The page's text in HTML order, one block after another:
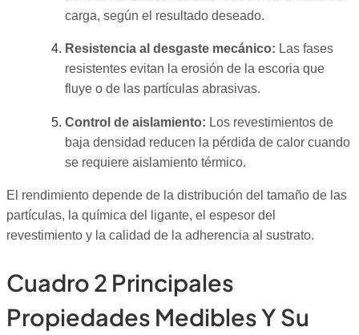
carga, según el resultado deseado.
Resistencia al desgaste mecánico: Las fases
resistentes evitan la erosión de la escoria que
fluye o de las partículas abrasivas.
Control de aislamiento: Los revestimientos de
baja densidad reducen la pérdida de calor cuando
se requiere aislamiento térmico.
El rendimiento depende de la distribución del tamaño de las
partículas, la química del ligante, el espesor del
revestimiento y la calidad de la adherencia al sustrato.
Cuadro 2 Principales
Propiedades Medibles Y Su